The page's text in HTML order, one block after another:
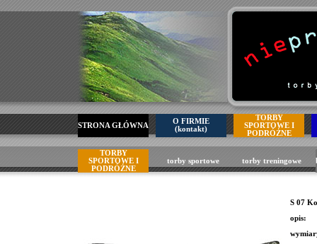
STRONA GŁÓWNA
O FIRMIE
(kontakt)
TORBY
SPORTOWE I
PODRÓŻNE
TORBY
SPORTOWE I
PODRÓŻNE
torby sportowe torby treningowe
S 07
opis: